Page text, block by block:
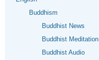
Buddhism
Buddhist News
Buddhist Meditation
Buddhist Audio